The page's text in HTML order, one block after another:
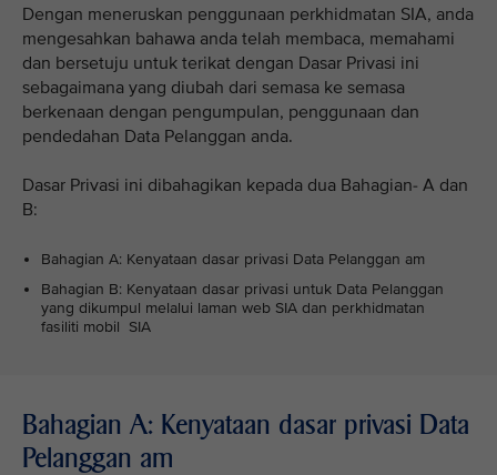
Dengan meneruskan penggunaan perkhidmatan SIA, anda
mengesahkan bahawa anda telah membaca, memahami
dan bersetuju untuk terikat dengan Dasar Privasi ini
sebagaimana yang diubah dari semasa ke semasa
berkenaan dengan pengumpulan, penggunaan dan
pendedahan Data Pelanggan anda.
Dasar Privasi ini dibahagikan kepada dua Bahagian- A dan
B:
Bahagian A: Kenyataan dasar privasi Data Pelanggan am
Bahagian B: Kenyataan dasar privasi untuk Data Pelanggan
yang dikumpul melalui laman web SIA dan perkhidmatan
fasiliti mobil SIA
Bahagian A: Kenyataan dasar privasi Data
Pelanggan am